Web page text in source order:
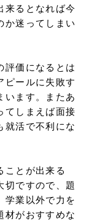
来るとなれば今
か迷ってしまい
評価になるとは
ピールに失敗す
います。またあ
てしまえば面接
就活で不利にな
ことが出来る
切ですので、題
学業以外で力を
材がおすすめな